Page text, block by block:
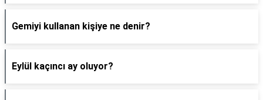
Gemiyi kullanan kişiye ne denir?
Eylül kaçıncı ay oluyor?